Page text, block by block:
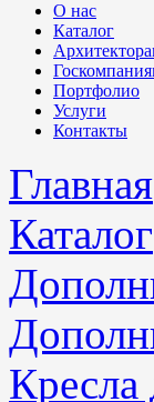
О нас
Каталог
Портфолио
Услуги
Контакты
Главная
Каталог
Кресла